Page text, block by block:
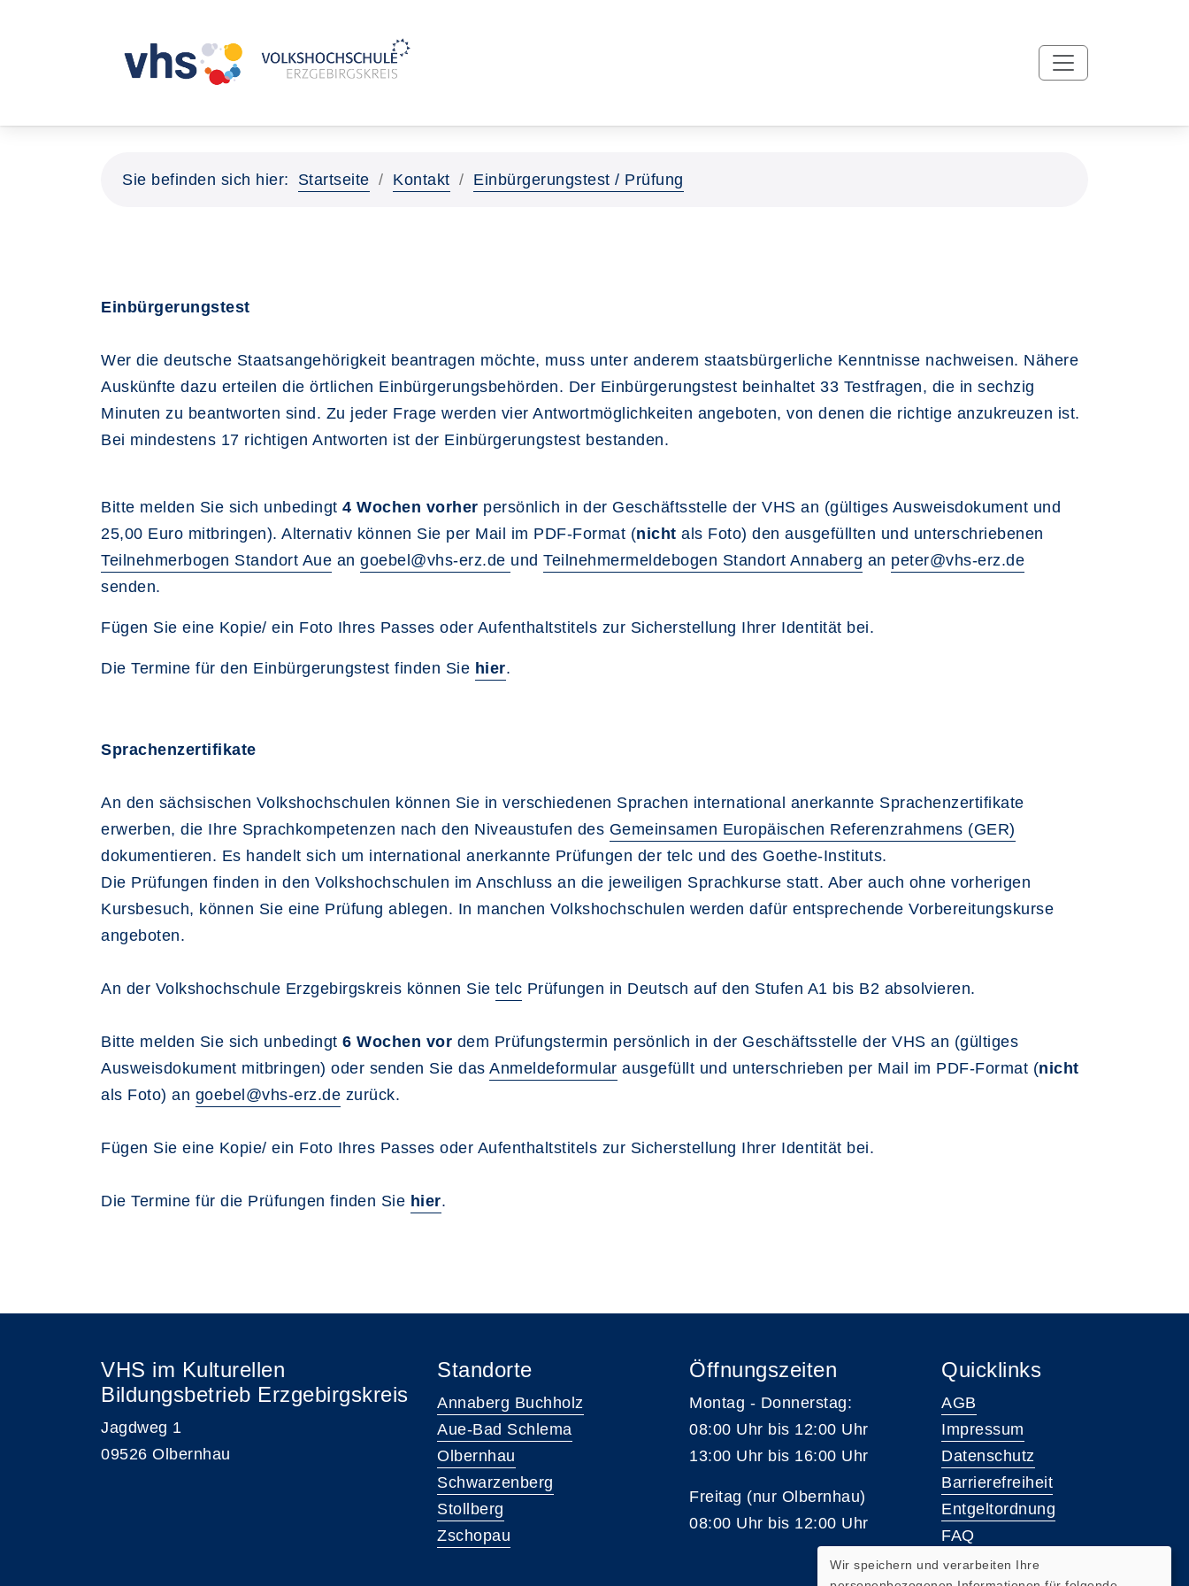
Sie befinden sich hier: Startseite Kontakt Einbürgerungstest / Prüfung
Einbürgerungstest
Wer die deutsche Staatsangehörigkeit beantragen möchte, muss unter anderem staatsbürgerliche Kenntnisse nachweisen. Nähere
Auskünfte dazu erteilen die örtlichen Einbürgerungsbehörden. Der Einbürgerungstest beinhaltet 33 Testfragen, die in sechzig
Minuten zu beantworten sind. Zu jeder Frage werden vier Antwortmöglichkeiten angeboten, von denen die richtige anzukreuzen ist.
Bei mindestens 17 richtigen Antworten ist der Einbürgerungstest bestanden.
Bitte melden Sie sich unbedingt 4 Wochen vorher persönlich in der Geschäftsstelle der VHS an (gültiges Ausweisdokument und
25,00 Euro mitbringen). Alternativ können Sie per Mail im PDF-Format (nicht als Foto) den ausgefüllten und unterschriebenen
Teilnehmerbogen Standort Aue an goebel@vhs-erz.de und Teilnehmermeldebogen Standort Annaberg an peter@vhs-erz.de
senden.
Fügen Sie eine Kopie/ ein Foto Ihres Passes oder Aufenthaltstitels zur Sicherstellung Ihrer Identität bei.
Die Termine für den Einbürgerungstest finden Sie hier.
Sprachenzertifikate
An den sächsischen Volkshochschulen können Sie in verschiedenen Sprachen international anerkannte Sprachenzertifikate
erwerben, die Ihre Sprachkompetenzen nach den Niveaustufen des Gemeinsamen Europäischen Referenzrahmens (GER)
dokumentieren. Es handelt sich um international anerkannte Prüfungen der telc und des Goethe-Instituts.
Die Prüfungen finden in den Volkshochschulen im Anschluss an die jeweiligen Sprachkurse statt. Aber auch ohne vorherigen
Kursbesuch, können Sie eine Prüfung ablegen. In manchen Volkshochschulen werden dafür entsprechende Vorbereitungskurse
angeboten.
An der Volkshochschule Erzgebirgskreis können Sie telc Prüfungen in Deutsch auf den Stufen A1 bis B2 absolvieren.
Bitte melden Sie sich unbedingt 6 Wochen vor dem Prüfungstermin persönlich in der Geschäftsstelle der VHS an (gültiges
Ausweisdokument mitbringen) oder senden Sie das Anmeldeformular ausgefüllt und unterschrieben per Mail im PDF-Format (nicht
als Foto) an goebel@vhs-erz.de zurück.
Fügen Sie eine Kopie/ ein Foto Ihres Passes oder Aufenthaltstitels zur Sicherstellung Ihrer Identität bei.
Die Termine für die Prüfungen finden Sie hier.
VHS im Kulturellen
Bildungsbetrieb Erzgebirgskreis
Jagdweg 1
09526 Olbernhau
Standorte
Annaberg Buchholz
Aue-Bad Schlema
Olbernhau
Schwarzenberg
Stollberg
Zschopau
Öffnungszeiten
Montag - Donnerstag:
08:00 Uhr bis 12:00 Uhr
13:00 Uhr bis 16:00 Uhr
Freitag (nur Olbernhau)
08:00 Uhr bis 12:00 Uhr
Quicklinks
AGB
Impressum
Datenschutz
Barrierefreiheit
Entgeltordnung
FAQ
Wir speichern und verarbeiten Ihre